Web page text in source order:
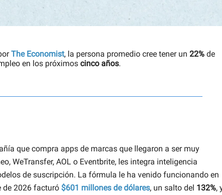
The Economist, la persona promedio cree tener un 22% de
en los próximos cinco años.
que compra apps de marcas que llegaron a ser muy
WeTransfer, AOL o Eventbrite, les integra inteligencia
de suscripción. La fórmula le ha venido funcionando en
de 2026 facturó $601 millones de dólares, un salto del 132%,